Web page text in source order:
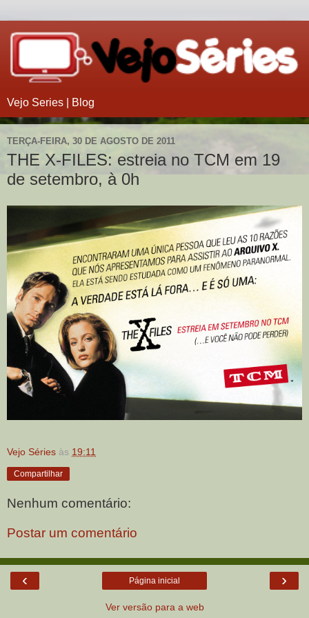
Vejo Series | Blog
TERÇA-FEIRA, 30 DE AGOSTO DE 2011
THE X-FILES: estreia no TCM em 19
de setembro, à 0h
Vejo Séries às 19:11
Compartilhar
Nenhum comentário:
Postar um comentário
‹ ›
Página inicial
Ver versão para a web